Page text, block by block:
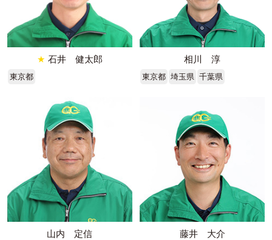
★ 石井 健太郎
東京都
相川 淳
東京都 埼玉県 千葉県
山内 定信 藤井 大介